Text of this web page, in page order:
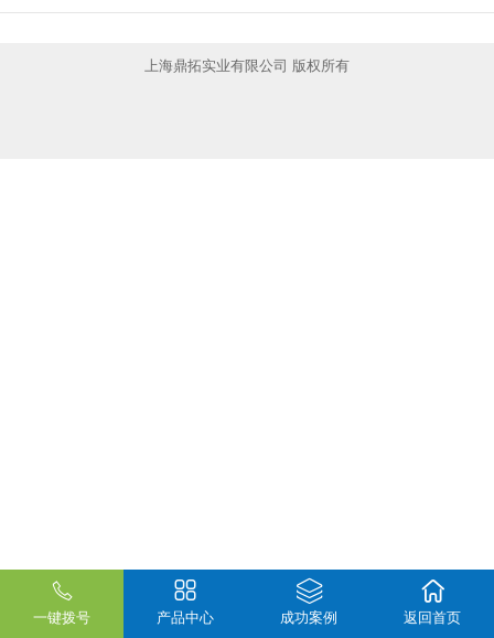
上海鼎拓实业有限公司 版权所有
一键拨号 产品中心 成功案例 返回首页